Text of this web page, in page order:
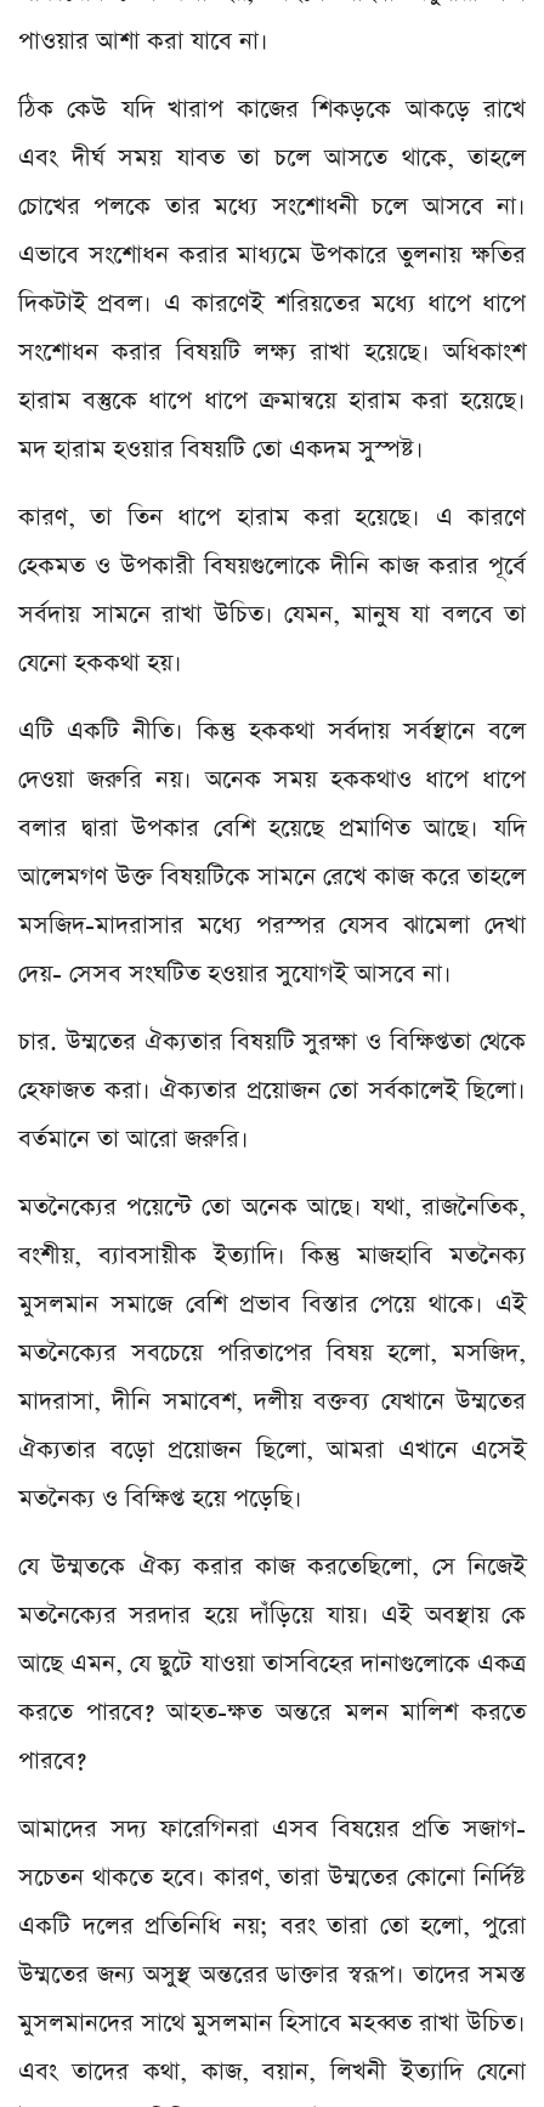
পাওয়ার আশা করা যাবে না।
ঠিক কেউ যদি খারাপ কাজের শিকড়কে আকড়ে রাখে
এবং দীর্ঘ সময় যাবত তা চলে আসতে থাকে, তাহলে
চোখের পলকে তার মধ্যে সংশোধনী চলে আসবে না।
এভাবে সংশোধন করার মাধ্যমে উপকারে তুলনায় ক্ষতির
দিকটাই প্রবল। এ কারণেই শরিয়তের মধ্যে ধাপে ধাপে
সংশোধন করার বিষয়টি লক্ষ্য রাখা হয়েছে। অধিকাংশ
হারাম বস্তুকে ধাপে ধাপে ক্রমান্বয়ে হারাম করা হয়েছে।
মদ হারাম হওয়ার বিষয়টি তো একদম সুস্পষ্ট।
কারণ, তা তিন ধাপে হারাম করা হয়েছে। এ কারণে
হেকমত ও উপকারী বিষয়গুলোকে দীনি কাজ করার পূর্বে
সর্বদায় সামনে রাখা উচিত। যেমন, মানুষ যা বলবে তা
যেনো হককথা হয়।
এটি একটি নীতি। কিন্তু হককথা সর্বদায় সর্বস্থানে বলে
দেওয়া জরুরি নয়। অনেক সময় হককথাও ধাপে ধাপে
বলার দ্বারা উপকার বেশি হয়েছে প্রমাণিত আছে। যদি
আলেমগণ উক্ত বিষয়টিকে সামনে রেখে কাজ করে তাহলে
মসজিদ-মাদরাসার মধ্যে পরস্পর যেসব ঝামেলা দেখা
দেয়- সেসব সংঘটিত হওয়ার সুযোগই আসবে না।
চার. উম্মতের ঐক্যতার বিষয়টি সুরক্ষা ও বিক্ষিপ্ততা থেকে
হেফাজত করা। ঐক্যতার প্রয়োজন তো সর্বকালেই ছিলো।
বর্তমানে তা আরো জরুরি।
মতনৈক্যের পয়েন্টে তো অনেক আছে। যথা, রাজনৈতিক,
বংশীয়, ব্যাবসায়ীক ইত্যাদি। কিন্তু মাজহাবি মতনৈক্য
মুসলমান সমাজে বেশি প্রভাব বিস্তার পেয়ে থাকে। এই
মতনৈক্যের সবচেয়ে পরিতাপের বিষয় হলো, মসজিদ,
মাদরাসা, দীনি সমাবেশ, দলীয় বক্তব্য যেখানে উম্মতের
ঐক্যতার বড়ো প্রয়োজন ছিলো, আমরা এখানে এসেই
মতনৈক্য ও বিক্ষিপ্ত হয়ে পড়েছি।
যে উম্মতকে ঐক্য করার কাজ করতেছিলো, সে নিজেই
মতনৈক্যের সরদার হয়ে দাঁড়িয়ে যায়। এই অবস্থায় কে
আছে এমন, যে ছুটে যাওয়া তাসবিহের দানাগুলোকে একত্র
করতে পারবে? আহত-ক্ষত অন্তরে মলন মালিশ করতে
পারবে?
আমাদের সদ্য ফারেগিনরা এসব বিষয়ের প্রতি সজাগ-
সচেতন থাকতে হবে। কারণ, তারা উম্মতের কোনো নির্দিষ্ট
একটি দলের প্রতিনিধি নয়; বরং তারা তো হলো, পুরো
উম্মতের জন্য অসুস্থ অন্তরের ডাক্তার স্বরূপ। তাদের সমস্ত
মুসলমানদের সাথে মুসলমান হিসাবে মহব্বত রাখা উচিত।
এবং তাদের কথা, কাজ, বয়ান, লিখনী ইত্যাদি যেনো